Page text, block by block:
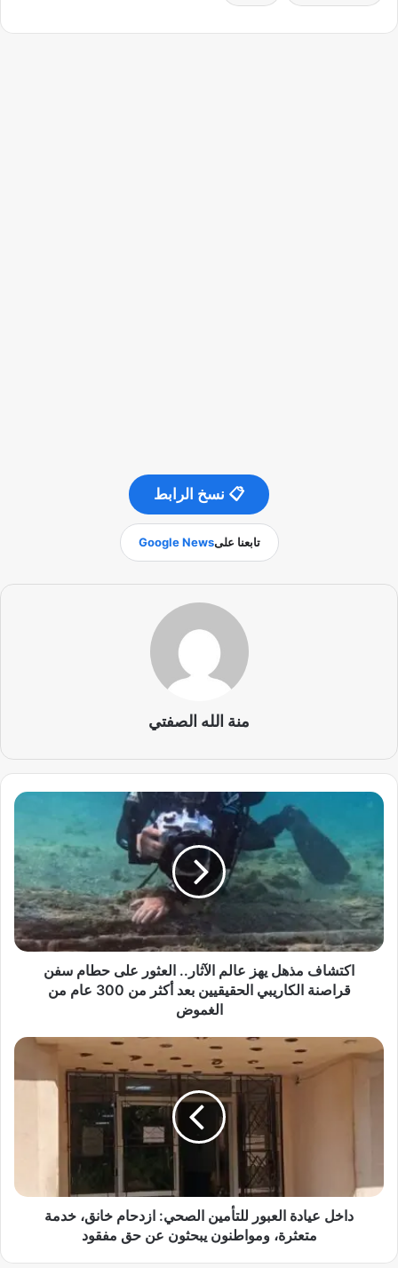
📋 نسخ الرابط
تابعنا علىGoogle News
منة الله الصفتي
ا
ش
ا
ف
م
ذ
ه
ع
ا
اكتشاف مذهل يهز عالم الآثار.. العثور على حطام سفن
قراصنة الكاريبي الحقيقيين بعد أكثر من 300 عام من
الغموض
د
ة
داخل عيادة العبور للتأمين الصحي: ازدحام خانق، خدمة
متعثرة، ومواطنون يبحثون عن حق مفقود